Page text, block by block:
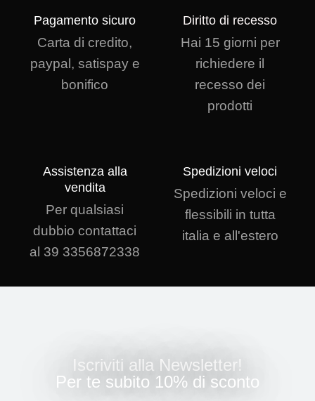
Pagamento sicuro
Carta di credito,
paypal, satispay e
bonifico
Diritto di recesso
Hai 15 giorni per
richiedere il
recesso dei
prodotti
Assistenza alla
vendita
Per qualsiasi
dubbio contattaci
al 39 3356872338
Spedizioni veloci
Spedizioni veloci e
flessibili in tutta
italia e all'estero
Iscriviti alla Newsletter!
Per te subito 10% di sconto